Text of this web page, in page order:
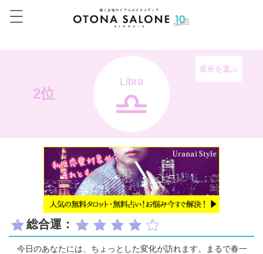
2位
Libra
星座を選ぶ
総合運：
今日のあなたには、ちょっとした変化が訪れます。まるで春一